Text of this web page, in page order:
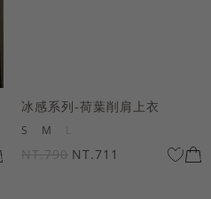
冰感系列-荷葉削肩上衣
S M
NT.790 NT.711